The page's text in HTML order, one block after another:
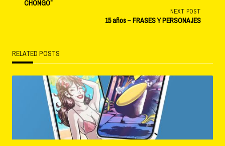
class="nav-
screen-
reader-
text">Page</span>
CHONGO”
NEXT POST
15 años – FRASES Y PERSONAJES
RELATED POSTS